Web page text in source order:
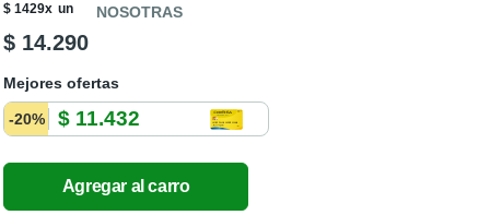
$ 1429x un NOSOTRAS
$ 14.290
Mejores ofertas
-20% $ 11.432